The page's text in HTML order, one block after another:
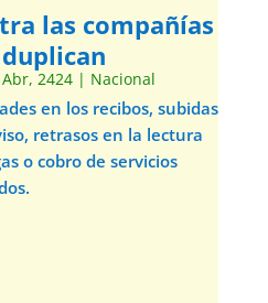
las compañías
2424| Nacional
en los recibos, subidas
retrasos en la lectura
o cobro de servicios